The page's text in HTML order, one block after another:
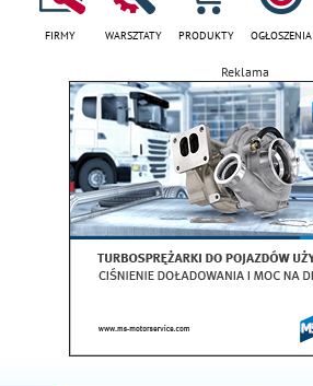
FIRMY WARSZTATY PRODUKTY OGŁOSZENIA
Reklama